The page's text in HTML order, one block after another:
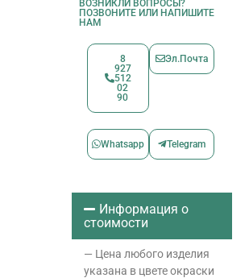
ВОЗНИКЛИ ВОПРОСЫ?
ПОЗВОНИТЕ ИЛИ НАПИШИТЕ
НАМ
8
927
512
02
90
Эл.Почта
Whatsapp Telegram
Информация о
стоимости
— Цена любого изделия
указана в цвете окраски